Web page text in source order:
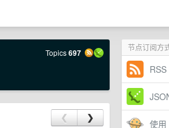
节点订阅方
RSS
使用
Topics697
❮ ❯